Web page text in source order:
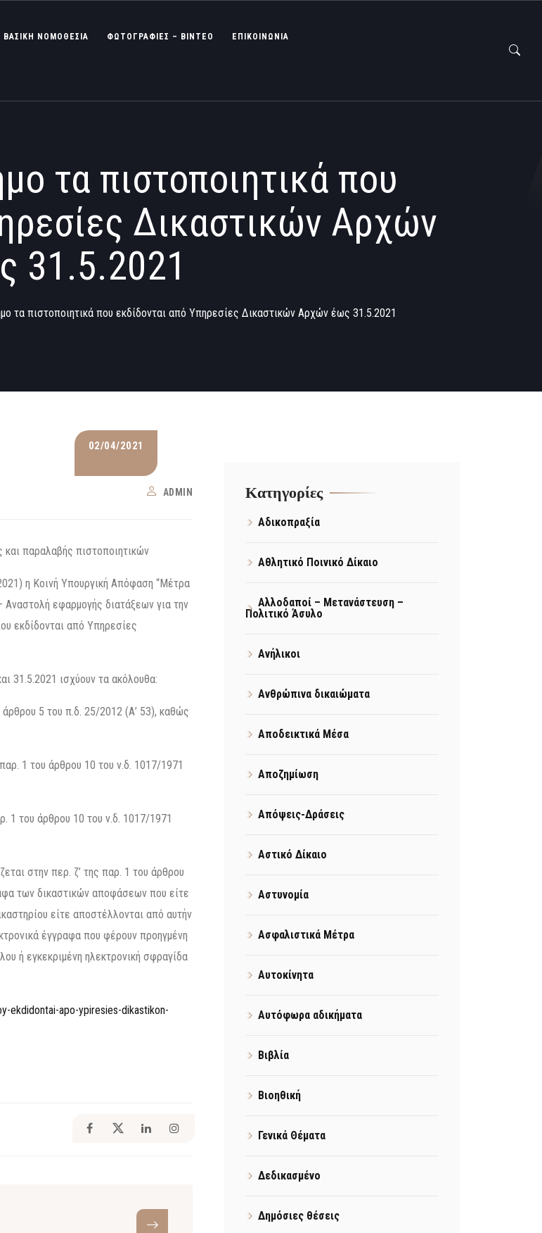
ΒΑΣΙΚΉ ΝΟΜΟΘΕΣΊΑ ΦΩΤΟΓΡΑΦΊΕΣ – ΒΊΝΤΕΟ ΕΠΙΚΟΙΝΩΝΙΑ
τα πιστοποιητικά που
Δικαστικών Αρχών
31.5.2021
τα πιστοποιητικά που εκδίδονται από Υπηρεσίες Δικαστικών Αρχών έως 31.5.2021
02/04/2021
ADMIN
και παραλαβής πιστοποιητικών
η Κοινή Υπουργική Απόφαση “Μέτρα
Αναστολή εφαρμογής διατάξεων για την
εκδίδονται από Υπηρεσίες
31.5.2021 ισχύουν τα ακόλουθα:
άρθρου 5 του π.δ. 25/2012 (Α’ 53), καθώς
1 του άρθρου 10 του ν.δ. 1017/1971
1 του άρθρου 10 του ν.δ. 1017/1971
στην περ. ζ’ της παρ. 1 του άρθρου
των δικαστικών αποφάσεων που είτε
είτε αποστέλλονται από αυτήν
έγγραφα που φέρουν προηγμένη
ή εγκεκριμένη ηλεκτρονική σφραγίδα
ekdidontai-apo-ypiresies-dikastikon-
Kατηγορίες
Αδικοπραξία
Αθλητικό Ποινικό Δίκαιο
Αλλοδαποί – Μετανάστευση –
Πολιτικό Άσυλο
Ανήλικοι
Ανθρώπινα δικαιώματα
Αποδεικτικά Μέσα
Αποζημίωση
Απόψεις-Δράσεις
Αστικό Δίκαιο
Αστυνομία
Ασφαλιστικά Μέτρα
Αυτοκίνητα
Αυτόφωρα αδικήματα
Βιβλία
Βιοηθική
Γενικά Θέματα
Δεδικασμένο
Δημόσιες θέσεις